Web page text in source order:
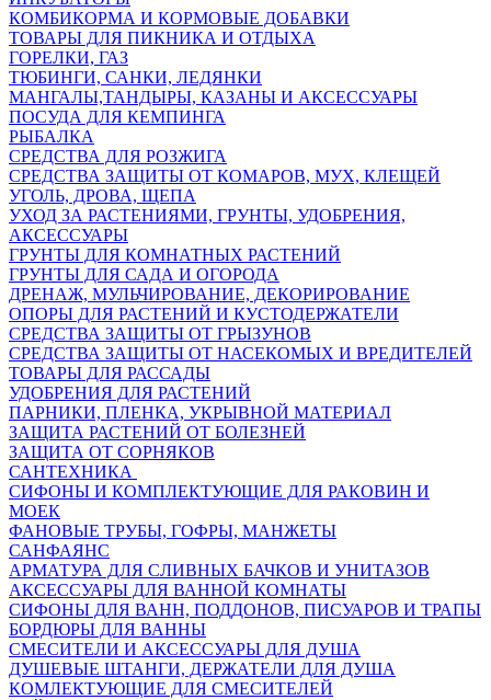
КОМБИКОРМА И КОРМОВЫЕ ДОБАВКИ
ТОВАРЫ ДЛЯ ПИКНИКА И ОТДЫХА
ГОРЕЛКИ, ГАЗ
ТЮБИНГИ, САНКИ, ЛЕДЯНКИ
МАНГАЛЫ,ТАНДЫРЫ, КАЗАНЫ И АКСЕССУАРЫ
ПОСУДА ДЛЯ КЕМПИНГА
РЫБАЛКА
СРЕДСТВА ДЛЯ РОЗЖИГА
СРЕДСТВА ЗАЩИТЫ ОТ КОМАРОВ, МУХ, КЛЕЩЕЙ
УГОЛЬ, ДРОВА, ЩЕПА
УХОД ЗА РАСТЕНИЯМИ, ГРУНТЫ, УДОБРЕНИЯ,
АКСЕССУАРЫ
ГРУНТЫ ДЛЯ КОМНАТНЫХ РАСТЕНИЙ
ГРУНТЫ ДЛЯ САДА И ОГОРОДА
ДРЕНАЖ, МУЛЬЧИРОВАНИЕ, ДЕКОРИРОВАНИЕ
ОПОРЫ ДЛЯ РАСТЕНИЙ И КУСТОДЕРЖАТЕЛИ
СРЕДСТВА ЗАЩИТЫ ОТ ГРЫЗУНОВ
СРЕДСТВА ЗАЩИТЫ ОТ НАСЕКОМЫХ И ВРЕДИТЕЛЕЙ
ТОВАРЫ ДЛЯ РАССАДЫ
УДОБРЕНИЯ ДЛЯ РАСТЕНИЙ
ПАРНИКИ, ПЛЕНКА, УКРЫВНОЙ МАТЕРИАЛ
ЗАЩИТА РАСТЕНИЙ ОТ БОЛЕЗНЕЙ
ЗАЩИТА ОТ СОРНЯКОВ
САНТЕХНИКА
СИФОНЫ И КОМПЛЕКТУЮЩИЕ ДЛЯ РАКОВИН И
МОЕК
ФАНОВЫЕ ТРУБЫ, ГОФРЫ, МАНЖЕТЫ
САНФАЯНС
АРМАТУРА ДЛЯ СЛИВНЫХ БАЧКОВ И УНИТАЗОВ
АКСЕССУАРЫ ДЛЯ ВАННОЙ КОМНАТЫ
СИФОНЫ ДЛЯ ВАНН, ПОДДОНОВ, ПИСУАРОВ И ТРАПЫ
БОРДЮРЫ ДЛЯ ВАННЫ
СМЕСИТЕЛИ И АКСЕССУАРЫ ДЛЯ ДУША
ДУШЕВЫЕ ШТАНГИ, ДЕРЖАТЕЛИ ДЛЯ ДУША
КОМЛЕКТУЮЩИЕ ДЛЯ СМЕСИТЕЛЕЙ